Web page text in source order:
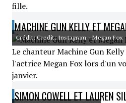
fille.
MACHINE GUN KELLY ET
Crédit: Credit: Instagram - Megan Fox
Le chanteur Machine Gun
l'actrice Megan Fox lors d'un
janvier.
SIMON COWELL ET LAUREN